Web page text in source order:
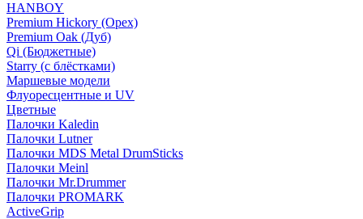
HANBOY
Premium Hickory (Орех)
Premium Oak (Дуб)
Qi (Бюджетные)
Starry (с блёстками)
Маршевые модели
Флуоресцентные и UV
Цветные
Палочки Kaledin
Палочки Lutner
Палочки MDS Metal DrumSticks
Палочки Meinl
Палочки Mr.Drummer
Палочки PROMARK
ActiveGrip